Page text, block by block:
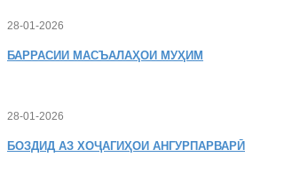
28-01-2026
БАРРАСИИ МАСЪАЛАҲОИ МУҲИМ
28-01-2026
БОЗДИД АЗ ХОҶАГИҲОИ АНГУРПАРВАРӢ